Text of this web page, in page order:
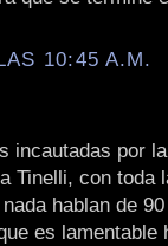
10:45 A.M.
incautadas por
Tinelli, con toda
hablan de
es lamentable